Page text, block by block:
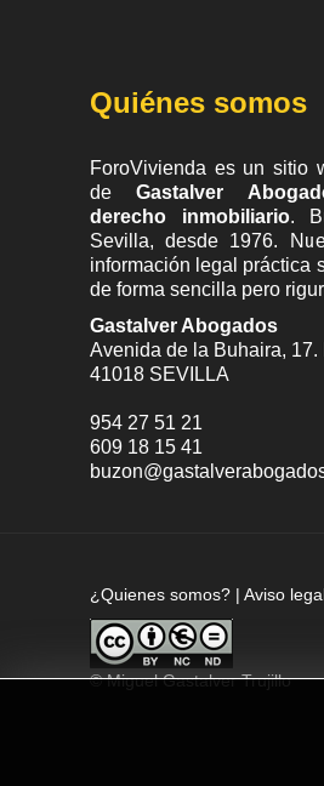
Quiénes somos
ForoVivienda es un sitio
deGastalver
derecho inmobiliario.
Sevilla, desde 1976.
información legal práctica
de forma sencilla pero
Gastalver Abogados
Avenida de la Buhaira, 17.
41018 SEVILLA
954 27 51 21
609 18 15 41
¿Quienes somos? | Aviso
©Miguel Gastalver Trujillo